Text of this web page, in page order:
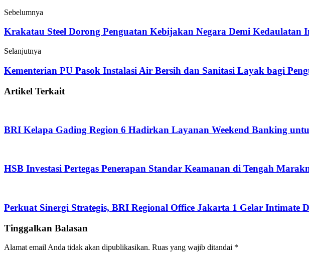
Sebelumnya
Krakatau Steel Dorong Penguatan Kebijakan Negara Demi Kedaulatan
Selanjutnya
Kementerian PU Pasok Instalasi Air Bersih dan Sanitasi Layak bagi
Artikel Terkait
BRI Kelapa Gading Region 6 Hadirkan Layanan Weekend Banking
HSB Investasi Pertegas Penerapan Standar Keamanan di Tengah
Perkuat Sinergi Strategis, BRI Regional Office Jakarta 1 Gelar Intimate
Tinggalkan Balasan
Alamat email Anda tidak akan dipublikasikan. Ruas yang wajib ditandai *